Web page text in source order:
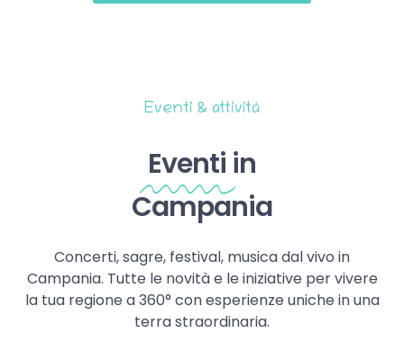
Eventi & attività
Eventi in
Campania
Concerti, sagre, festival, musica dal vivo in
Campania. Tutte le novità e le iniziative per vivere
la tua regione a 360° con esperienze uniche in una
terra straordinaria.